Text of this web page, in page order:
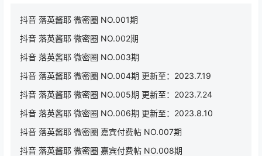
抖音 落英酱耶 微密圈 NO.001期
抖音 落英酱耶 微密圈 NO.002期
抖音 落英酱耶 微密圈 NO.003期
抖音 落英酱耶 微密圈 NO.004期 更新至：2023.7.19
抖音 落英酱耶 微密圈 NO.005期 更新至：2023.7.24
抖音 落英酱耶 微密圈 NO.006期 更新至：2023.8.10
抖音 落英酱耶 微密圈 嘉宾付费帖 NO.007期
抖音 落英酱耶 微密圈 嘉宾付费帖 NO.008期